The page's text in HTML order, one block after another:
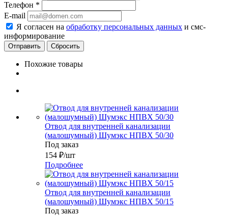
Телефон *
E-mail
Я согласен на обработку персональных данных и смс-
информирование
Сбросить
Похожие товары
Отвод для внутренней канализации
(малошумный) Шумэкс НПВХ 50/30
Под заказ
154 ₽/шт
Подробнее
Отвод для внутренней канализации
(малошумный) Шумэкс НПВХ 50/15
Под заказ